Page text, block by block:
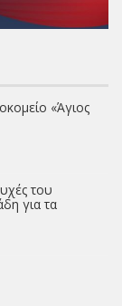
«Άγιος
του
για τα